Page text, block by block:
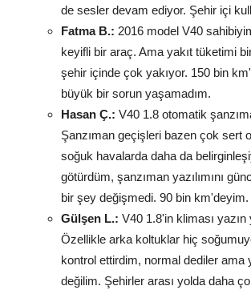
de sesler devam ediyor. Şehir içi
Fatma B.: 2016 model V40
keyifli bir araç. Ama yakıt tüketimi
şehir içinde çok yakıyor. 150 bin
büyük bir sorun yaşamadım.
Hasan Ç.: V40 1.8 otomatik
Şanzıman geçişleri bazen çok sert
soğuk havalarda daha da
götürdüm, şanzıman yazılımını
bir şey değişmedi. 90 bin km'deyim.
Gülşen L.: V40 1.8'in kliması
Özellikle arka koltuklar hiç
kontrol ettirdim, normal dediler ama
değilim. Şehirler arası yolda daha